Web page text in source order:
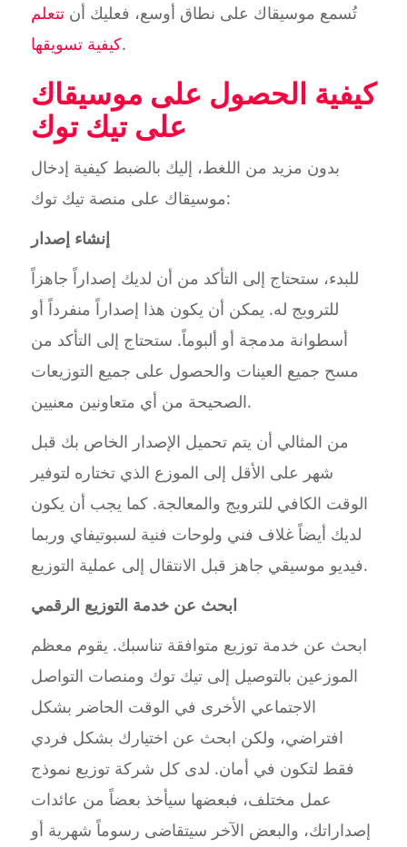
تُسمع موسيقاك على نطاق أوسع، فعليك أنتتعلم
كيفية تسويقها.
كيفية الحصول على موسيقاك
على تيك توك
بدون مزيد من اللغط، إليك بالضبط كيفية إدخال
موسيقاك على منصة تيك توك:
إنشاء إصدار
للبدء، ستحتاج إلى التأكد من أن لديك إصداراً جاهزاً
للترويج له. يمكن أن يكون هذا إصداراً منفرداً أو
أسطوانة مدمجة أو ألبوماً. ستحتاج إلى التأكد من
مسح جميع العينات والحصول على جميع التوزيعات
الصحيحة من أي متعاونين معنيين.
من المثالي أن يتم تحميل الإصدار الخاص بك قبل
شهر على الأقل إلى الموزع الذي تختاره لتوفير
الوقت الكافي للترويج والمعالجة. كما يجب أن يكون
لديك أيضاً غلاف فني ولوحات فنية لسبوتيفاي وربما
فيديو موسيقي جاهز قبل الانتقال إلى عملية التوزيع.
ابحث عن خدمة التوزيع الرقمي
ابحث عن خدمة توزيع متوافقة تناسبك. يقوم معظم
الموزعين بالتوصيل إلى تيك توك ومنصات التواصل
الاجتماعي الأخرى في الوقت الحاضر بشكل
افتراضي، ولكن ابحث عن اختيارك بشكل فردي
فقط لتكون في أمان. لدى كل شركة توزيع نموذج
عمل مختلف، فبعضها سيأخذ بعضاً من عائدات
إصداراتك، والبعض الآخر سيتقاضى رسوماً شهرية أو